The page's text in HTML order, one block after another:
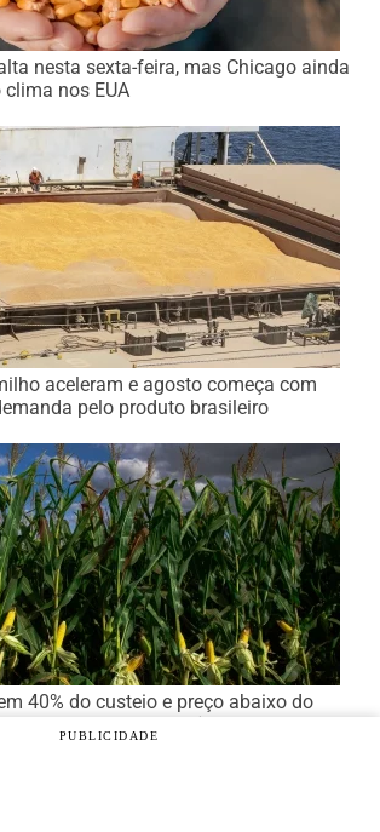
nesta sexta-feira, mas Chicago ainda
nos EUA
aceleram e agosto começa com
pelo produto brasileiro
40% do custeio e preço abaixo do
de milho exige eficiência
PUBLICIDADE